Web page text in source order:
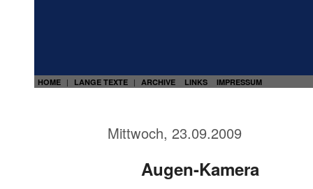
HOME | LANGE TEXTE | ARCHIVE LINKS IMPRESSUM
Mittwoch, 23.09.2009
Augen-Kamera